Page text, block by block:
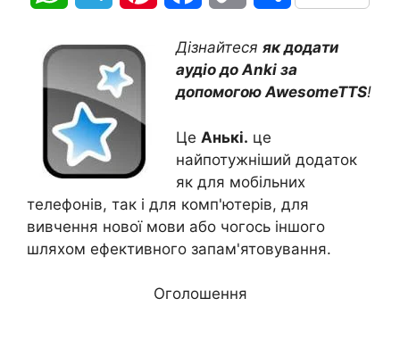
s
A
p
p
l
e
r
a
m
e
s
t
c
e
b
o
o
k
p
y
L
i
n
k
д
і
и
т
и
Дізнайтеся як додати
аудіо до Anki за
допомогою AwesomeTTS!
Це Анькі. це
найпотужніший додаток
як для мобільних
телефонів, так і для комп'ютерів, для
вивчення нової мови або чогось іншого
шляхом ефективного запам'ятовування.
Оголошення